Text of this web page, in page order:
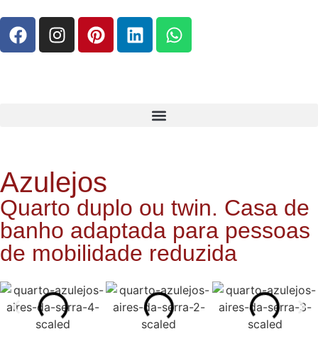
Azulejos
Quarto duplo ou twin. Casa de
banho adaptada para pessoas
de mobilidade reduzida